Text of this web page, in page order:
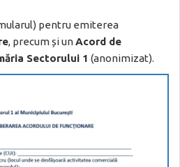
pentru emiterea
, precum și unAcord de
Sectorului 1 (anonimizat).